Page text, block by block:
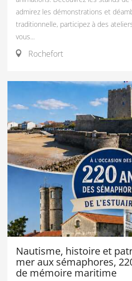
admirez les démonstrations et
traditionnelle, participez à des
vous...
Rochefort
Nautisme, histoire et
mer aux sémaphores,
de mémoire maritime